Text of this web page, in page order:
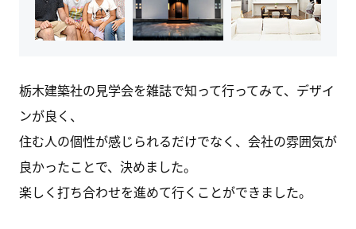
栃木建築社の見学会を雑誌で知って行ってみて、デザイ
ンが良く、
住む人の個性が感じられるだけでなく、会社の雰囲気が
良かったことで、決めました。
楽しく打ち合わせを進めて行くことができました。